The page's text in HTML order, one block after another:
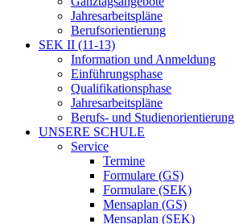
Jahresarbeitspläne
Berufsorientierung
SEK II (11-13)
Information und Anmeldung
Einführungsphase
Qualifikationsphase
Jahresarbeitspläne
Berufs- und Studienorientierung
UNSERE SCHULE
Service
Termine
Formulare (GS)
Formulare (SEK)
Mensaplan (GS)
Mensaplan (SEK)